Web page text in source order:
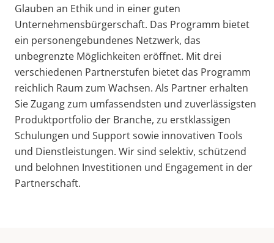
Glauben an Ethik und in einer guten
Unternehmensbürgerschaft. Das Programm bietet
ein personengebundenes Netzwerk, das
unbegrenzte Möglichkeiten eröffnet. Mit drei
verschiedenen Partnerstufen bietet das Programm
reichlich Raum zum Wachsen. Als Partner erhalten
Sie Zugang zum umfassendsten und zuverlässigsten
Produktportfolio der Branche, zu erstklassigen
Schulungen und Support sowie innovativen Tools
und Dienstleistungen. Wir sind selektiv, schützend
und belohnen Investitionen und Engagement in der
Partnerschaft.